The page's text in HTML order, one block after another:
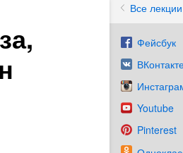
Все
Фейсбук
Youtube
Pinterest